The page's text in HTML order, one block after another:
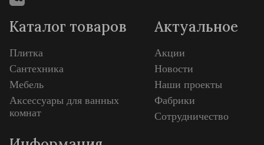
Каталог товаров
Плитка
Сантехника
Мебель
Аксессуары для ванных
комнат
Актуальное
Акции
Новости
Наши проекты
Фабрики
Сотрудничество